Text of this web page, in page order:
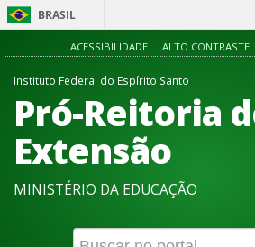
BRASIL
ACESSIBILIDADE ALTO CONTRASTE
Instituto Federal do Espírito Santo
Pró-Reitoria
Extensão
MINISTÉRIO DA EDUCAÇÃO